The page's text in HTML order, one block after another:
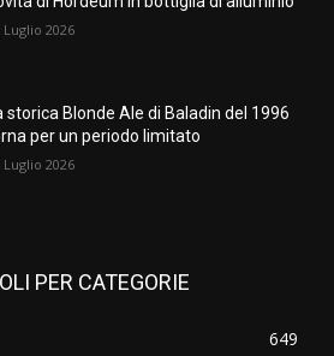
Luglio 2026
storica Blonde Ale di Baladin del 1996
per un periodo limitato
Luglio 2026
PER CATEGORIE
649